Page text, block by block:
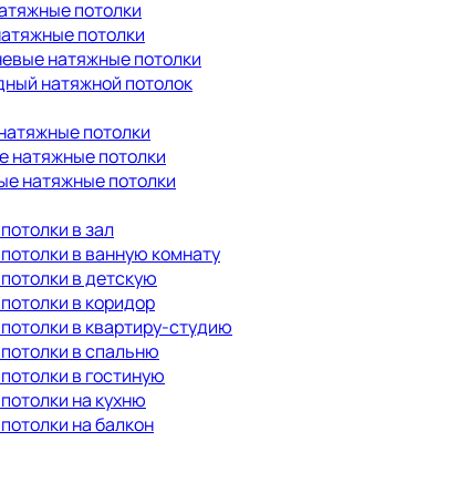
потолки
потолки
натяжные потолки
натяжной потолок
потолки
натяжные потолки
натяжные потолки
в зал
в ванную комнату
в детскую
в коридор
в квартиру-студию
в спальню
в гостиную
на кухню
на балкон